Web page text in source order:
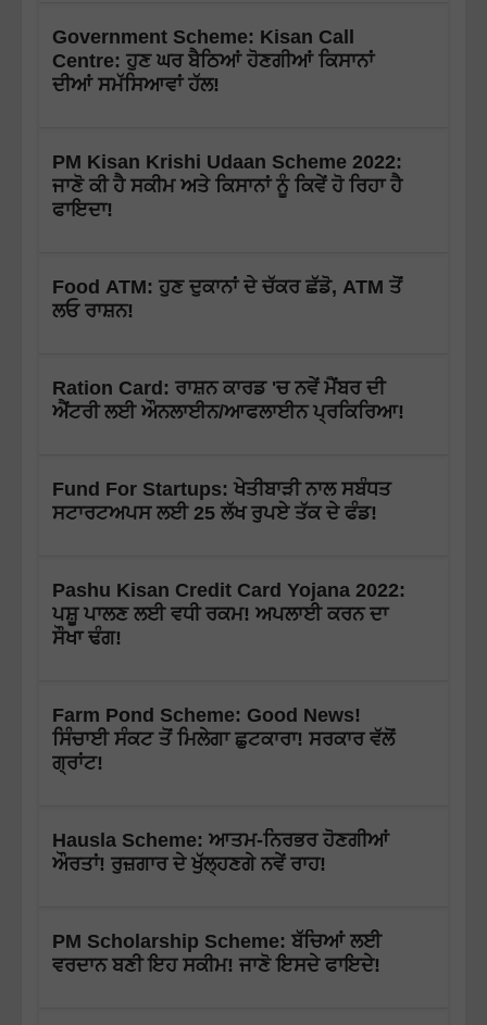
Government Scheme: Kisan Call
Centre: ਹੁਣ ਘਰ ਬੈਠਿਆਂ ਹੋਣਗੀਆਂ ਕਿਸਾਨਾਂ
ਦੀਆਂ ਸਮੱਸਿਆਵਾਂ ਹੱਲ!
PM Kisan Krishi Udaan Scheme 2022:
ਜਾਣੋ ਕੀ ਹੈ ਸਕੀਮ ਅਤੇ ਕਿਸਾਨਾਂ ਨੂੰ ਕਿਵੇਂ ਹੋ ਰਿਹਾ ਹੈ
ਫਾਇਦਾ!
Food ATM: ਹੁਣ ਦੁਕਾਨਾਂ ਦੇ ਚੱਕਰ ਛੱਡੋ, ATM ਤੋਂ
ਲਓ ਰਾਸ਼ਨ!
Ration Card: ਰਾਸ਼ਨ ਕਾਰਡ 'ਚ ਨਵੇਂ ਮੈਂਬਰ ਦੀ
ਐਂਟਰੀ ਲਈ ਔਨਲਾਈਨ/ਆਫਲਾਈਨ ਪ੍ਰਕਿਰਿਆ!
Fund For Startups: ਖੇਤੀਬਾੜੀ ਨਾਲ ਸਬੰਧਤ
ਸਟਾਰਟਅਪਸ ਲਈ 25 ਲੱਖ ਰੁਪਏ ਤੱਕ ਦੇ ਫੰਡ!
Pashu Kisan Credit Card Yojana 2022:
ਪਸ਼ੂ ਪਾਲਣ ਲਈ ਵਧੀ ਰਕਮ! ਅਪਲਾਈ ਕਰਨ ਦਾ
ਸੌਖਾ ਢੰਗ!
Farm Pond Scheme: Good News!
ਸਿੰਚਾਈ ਸੰਕਟ ਤੋਂ ਮਿਲੇਗਾ ਛੁਟਕਾਰਾ! ਸਰਕਾਰ ਵੱਲੋਂ
ਗ੍ਰਾਂਟ!
Hausla Scheme: ਆਤਮ-ਨਿਰਭਰ ਹੋਣਗੀਆਂ
ਔਰਤਾਂ! ਰੁਜ਼ਗਾਰ ਦੇ ਖੁੱਲ੍ਹਣਗੇ ਨਵੇਂ ਰਾਹ!
PM Scholarship Scheme: ਬੱਚਿਆਂ ਲਈ
ਵਰਦਾਨ ਬਣੀ ਇਹ ਸਕੀਮ! ਜਾਣੋ ਇਸਦੇ ਫਾਇਦੇ!